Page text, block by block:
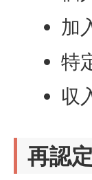
加
特
収
再認定